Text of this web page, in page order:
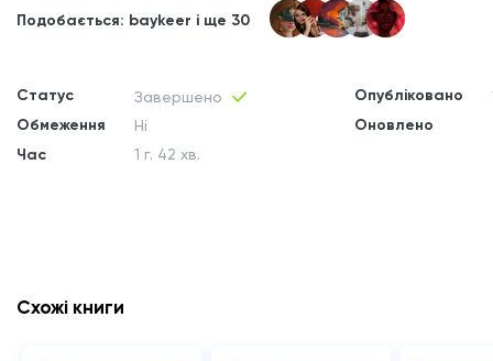
Подобається: baykeer і ще 30
Статус
Обмеження
Час
Завершено
Ні
1 г. 42 хв.
Опубліковано
Оновлено
Схожі книги